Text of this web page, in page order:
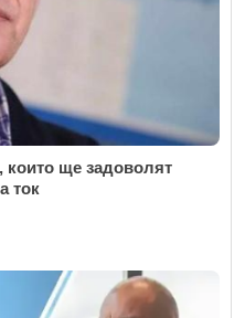
ще задоволят
ток